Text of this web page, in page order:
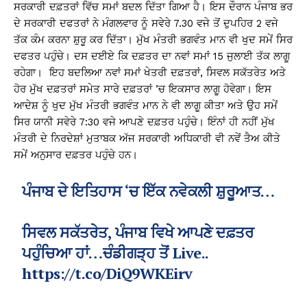
ਸਰਕਾਰੀ ਦਫ਼ਤਰਾਂ ਵਿੱਚ ਸਮਾਂ ਬਦਲ ਦਿੱਤਾ ਗਿਆ ਹੈ। ਇਸ ਦੌਰਾਨ ਪੰਜਾਬ ਭਰ
ਦੇ ਸਰਕਾਰੀ ਦਫਤਰਾਂ ਨੇ ਮੰਗਲਵਾਰ ਨੂੰ ਸਵੇਰੇ 7.30 ਵਜੇ ਤੋਂ ਦੁਪਹਿਰ 2 ਵਜੇ
ਤੱਕ ਕੰਮ ਕਰਨਾ ਸ਼ੁਰੂ ਕਰ ਦਿੱਤਾ। ਮੁੱਖ ਮੰਤਰੀ ਭਗਵੰਤ ਮਾਨ ਵੀ ਖੁਦ ਸਮੇਂ ਸਿਰ
ਦਫਤਰ ਪਹੁੰਚੇ। ਦਸ ਦਈਏ ਕਿ ਦਫ਼ਤਰ ਦਾ ਨਵਾਂ ਸਮਾਂ 15 ਜੁਲਾਈ ਤੱਕ ਲਾਗੂ
ਰਹੇਗਾ। ਇਹ ਬਦਲਿਆ ਨਵਾਂ ਸਮਾਂ ਖੇਤਰੀ ਦਫ਼ਤਰਾਂ, ਸਿਵਲ ਸਕੱਤਰੇਤ ਅਤੇ
ਹੋਰ ਮੁੱਖ ਦਫ਼ਤਰਾਂ ਸਮੇਤ ਸਾਰੇ ਦਫ਼ਤਰਾਂ ’ਚ ਇਕਸਾਰ ਲਾਗੂ ਹੋਵੇਗਾ। ਇਸ
ਆਦੇਸ਼ ਨੂੰ ਖੁਦ ਮੁੱਖ ਮੰਤਰੀ ਭਗਵੰਤ ਮਾਨ ਨੇ ਵੀ ਲਾਗੂ ਕੀਤਾ ਅਤੇ ਉਹ ਸਮੇਂ
ਸਿਰ ਯਾਨੀ ਸਵੇਰੇ 7:30 ਵਜੇ ਆਪਣੇ ਦਫ਼ਤਰ ਪਹੁੰਚੇ। ਇੰਨਾਂ ਹੀ ਨਹੀਂ ਮੁੱਖ
ਮੰਤਰੀ ਦੇ ਨਿਰਦੇਸ਼ਾਂ ਮੁਤਾਬਕ ਅੱਜ ਸਰਕਾਰੀ ਅਧਿਕਾਰੀ ਵੀ ਨਵੇਂ ਤੈਅ ਕੀਤੇ
ਸਮੇਂ ਅਨੁਸਾਰ ਦਫ਼ਤਰ ਪਹੁੰਚੇ ਹਨ।
ਪੰਜਾਬ ਦੇ ਇਤਿਹਾਸ ‘ਚ ਇੱਕ ਨਵੇਕਲੀ ਸ਼ੁਰੂਆਤ…
ਸਿਵਲ ਸਕੱਤਰੇਤ, ਪੰਜਾਬ ਵਿਖੇ ਆਪਣੇ ਦਫ਼ਤਰ
ਪਹੁੰਚਿਆ ਹਾਂ…ਚੰਡੀਗੜ੍ਹ ਤੋਂ Live..
https://t.co/DiQ9WKEirv